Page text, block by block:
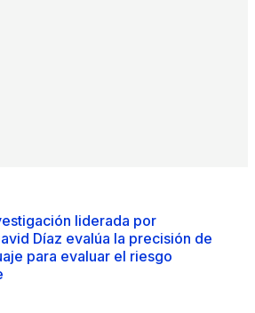
liderada por
Díaz evalúa la precisión de
para evaluar el riesgo